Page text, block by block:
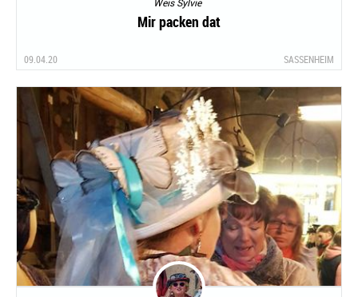
Mir packen dat
09.04.20 SASSENHEIM